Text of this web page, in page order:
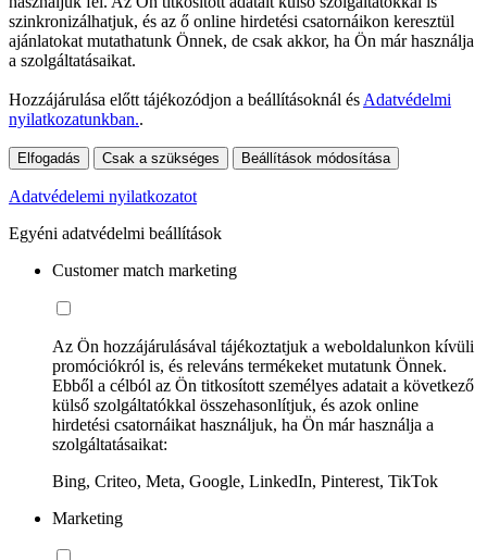
szinkronizálhatjuk, és az ő online hirdetési csatornáikon keresztül
ajánlatokat mutathatunk Önnek, de csak akkor, ha Ön már használja
a szolgáltatásaikat.
Hozzájárulása előtt tájékozódjon a beállításoknál ésAdatvédelmi
nyilatkozatunkban..
Elfogadás Csak a szükséges Beállítások módosítása
Adatvédelemi nyilatkozatot
Egyéni adatvédelmi beállítások
Customer match marketing
Az Ön hozzájárulásával tájékoztatjuk a weboldalunkon kívüli
promóciókról is, és releváns termékeket mutatunk Önnek.
Ebből a célból az Ön titkosított személyes adatait a következő
külső szolgáltatókkal összehasonlítjuk, és azok online
hirdetési csatornáikat használjuk, ha Ön már használja a
szolgáltatásaikat:
Bing, Criteo, Meta, Google, LinkedIn, Pinterest, TikTok
Marketing